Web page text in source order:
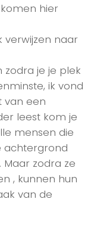
hier
verwijzen naar
zodra je je plek
ik vond
van een
leest kom je
mensen die
achtergrond
zodra ze
, kunnen hun
van de